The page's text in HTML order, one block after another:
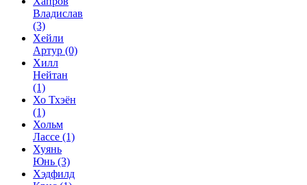
Владислав
(3)
Хейли
Артур (0)
Хилл
Нейтан
(1)
Хо Тхэён
(1)
Хольм
Лассе (1)
Хуянь
Юнь (3)
Хэдфилд